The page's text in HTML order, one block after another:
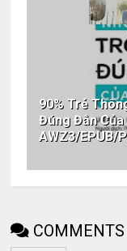
90% Trẻ
Đúng Đắn
AWZ3/EPUB/
COMMENTS